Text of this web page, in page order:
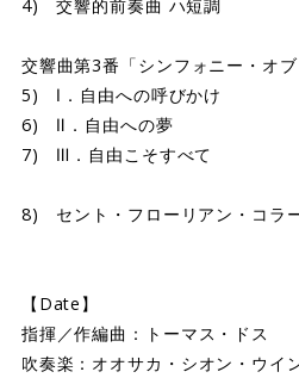
4) 交響的前奏曲 ハ短調
交響曲第3番「シンフォニー・オブ
5) Ⅰ．自由への呼びかけ
6) Ⅱ．自由への夢
7) Ⅲ．自由こそすべて
8) セント・フローリアン・コラ
【Date】
指揮／作編曲：トーマス・ドス
吹奏楽：オオサカ・シオン・ウイ